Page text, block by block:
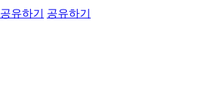
공유하기 공유하기